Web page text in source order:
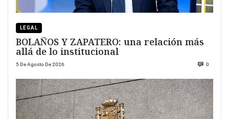
LEGAL
BOLAÑOS Y ZAPATERO: una relación más
allá de lo institucional
5 De Agosto De 2026 0